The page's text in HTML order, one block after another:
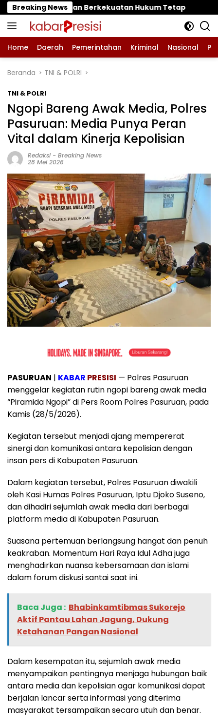
Langsung
ke
konten
Breaking News
Berkekuatan Hukum Tetap ‎Polres Pasuruan
Home Daerah Pemerintahan Kriminal Nasional
Beranda TNI & POLRI
TNI & POLRI
Ngopi Bareng Awak Media, Polres
Pasuruan: Media Punya Peran
Vital dalam Kinerja Kepolisian
Redaksi- Breaking News
28 Mei 2026
PASURUAN | KABAR PRESISI — Polres Pasuruan
menggelar kegiatan rutin ngopi bareng awak media
“Piramida Ngopi” di Pers Room Polres Pasuruan, pada
Kamis (28/5/2026).
Kegiatan tersebut menjadi ajang mempererat
sinergi dan komunikasi antara kepolisian dengan
insan pers di Kabupaten Pasuruan.
Dalam kegiatan tersebut, Polres Pasuruan diwakili
oleh Kasi Humas Polres Pasuruan, Iptu Djoko Suseno,
dan dihadiri sejumlah awak media dari berbagai
platform media di Kabupaten Pasuruan.
Suasana pertemuan berlangsung hangat dan penuh
keakraban. Momentum Hari Raya Idul Adha juga
menghadirkan nuansa kebersamaan dan islami
dalam forum diskusi santai saat ini.
Baca Juga : Bhabinkamtibmas Sukorejo
Aktif Pantau Lahan Jagung, Dukung
Ketahanan Pangan Nasional
Dalam kesempatan itu, sejumlah awak media
menyampaikan pentingnya menjaga hubungan baik
antara media dan kepolisian agar komunikasi dapat
berjalan lancar serta informasi yang diterima
masyarakat tersampaikan secara utuh dan benar.